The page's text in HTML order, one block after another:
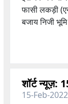
फासी लकड़ी
बजाय निजी
शॉर्ट न्यूज़:
15-Feb-2022